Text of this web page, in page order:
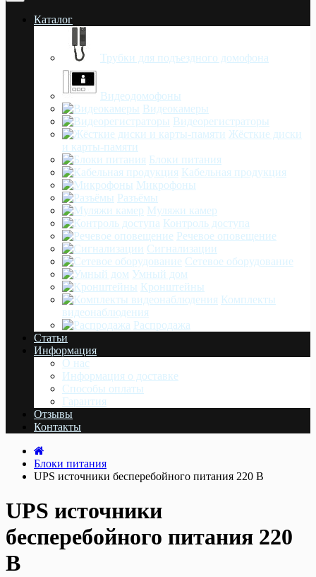
Каталог
Трубки для подъездного домофона
Видеодомофоны
Видеокамеры
Видеорегистраторы
Жёсткие диски
и карты-памяти
Блоки питания
Кабельная продукция
Микрофоны
Разъёмы
Муляжи камер
Контроль доступа
Речевое оповещение
Сигнализации
Сетевое оборудование
Умный дом
Кронштейны
Комплекты
видеонаблюдения
Распродажа
Статьи
Информация
О нас
Информация о доставке
Cпособы оплаты
Гарантия
Отзывы
Контакты
Блоки питания
UPS источники бесперебойного питания 220 В
UPS источники
бесперебойного питания 220
В